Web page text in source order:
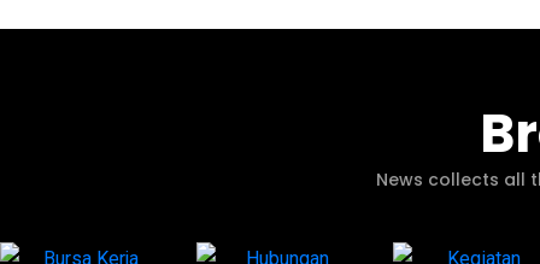
News collects all